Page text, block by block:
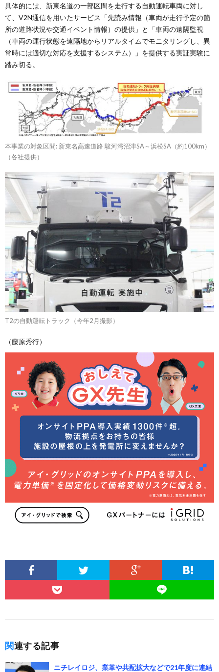
具体的には、新東名道の一部区間を走行する自動運転車両に対し
て、V2N通信を用いたサービス「先読み情報（車両が走行予定の箇
所の道路状況や交通イベント情報）の提供」と「車両の遠隔監視
（車両の運行状態を遠隔地からリアルタイムでモニタリングし、異
常時には適切な対応を支援するシステム）」を提供する実証実験に
踏み切る。
本事業の対象区間: 新東名高速道路 駿河湾沼津SA～浜松SA（約100km）
（各社提供）
T2の自動運転トラック（今年2月撮影）
（藤原秀行）
関連する記事
ニチレイロジ、業革や共配拡大などで21年度に連結